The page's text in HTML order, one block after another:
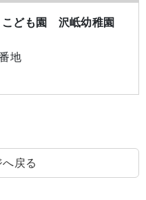
ども園 沢岻幼稚園
地
戻る